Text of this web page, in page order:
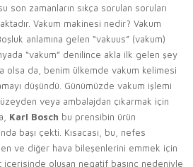
son zamanların sıkça sorulan soruları
Vakum makinesi nedir? Vakum
anlamına gelen “vakuus” (vakum)
“vakum” denilince akla ilk gelen şey
olsa da, benim ülkemde vakum kelimesi
düşündü. Günümüzde vakum işlemi
veya ambalajdan çıkarmak için
Karl Bosch bu prensibin ürün
başı çekti. Kısacası, bu, nefes
ve diğer hava bileşenlerini emmek için
oluşan negatif basınç nedeniyle